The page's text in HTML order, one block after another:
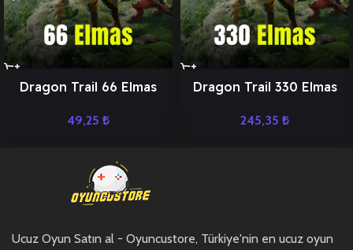
Dragon Trail 66 Elmas
49,25 ₺
Dragon Trail 330 Elmas
245,35 ₺
Ucuz Oyun Satın al - Oyuncustore, Türkiye'nin en ucuz oyun